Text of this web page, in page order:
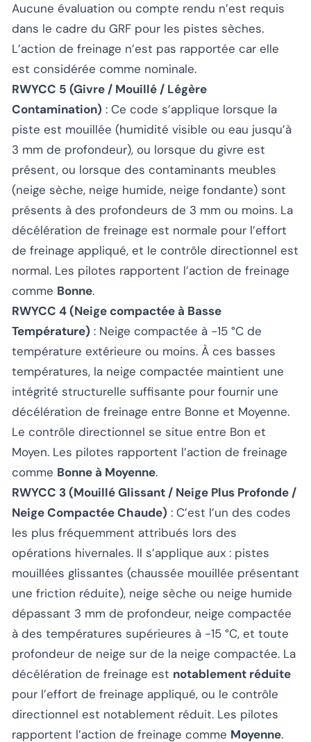
Aucune évaluation ou compte rendu n’est requis
dans le cadre du GRF pour les pistes sèches.
L’action de freinage n’est pas rapportée car elle
est considérée comme nominale.
RWYCC 5 (Givre / Mouillé / Légère
Contamination) : Ce code s’applique lorsque la
piste est mouillée (humidité visible ou eau jusqu’à
3 mm de profondeur), ou lorsque du givre est
présent, ou lorsque des contaminants meubles
(neige sèche, neige humide, neige fondante) sont
présents à des profondeurs de 3 mm ou moins. La
décélération de freinage est normale pour l’effort
de freinage appliqué, et le contrôle directionnel est
normal. Les pilotes rapportent l’action de freinage
comme Bonne.
RWYCC 4 (Neige compactée à Basse
Température) : Neige compactée à -15 °C de
température extérieure ou moins. À ces basses
températures, la neige compactée maintient une
intégrité structurelle suffisante pour fournir une
décélération de freinage entre Bonne et Moyenne.
Le contrôle directionnel se situe entre Bon et
Moyen. Les pilotes rapportent l’action de freinage
comme Bonne à Moyenne.
RWYCC 3 (Mouillé Glissant / Neige Plus Profonde /
Neige Compactée Chaude) : C’est l’un des codes
les plus fréquemment attribués lors des
opérations hivernales. Il s’applique aux : pistes
mouillées glissantes (chaussée mouillée présentant
une friction réduite), neige sèche ou neige humide
dépassant 3 mm de profondeur, neige compactée
à des températures supérieures à -15 °C, et toute
profondeur de neige sur de la neige compactée. La
décélération de freinage est notablement réduite
pour l’effort de freinage appliqué, ou le contrôle
directionnel est notablement réduit. Les pilotes
rapportent l’action de freinage comme Moyenne.